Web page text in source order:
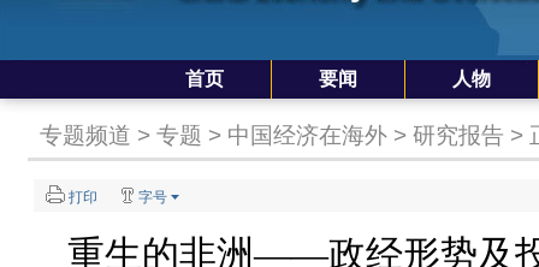
首页 要闻 人物
专题频道 > 专题 > 中国经济在海外 > 研究报告 >
打印 字号
重生的非洲——政经形势及